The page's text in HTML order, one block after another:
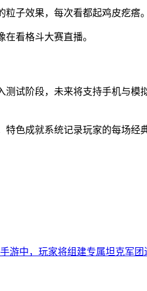
子效果，每次看都起鸡皮疙瘩。
看格斗大赛直播。
试阶段，未来将支持手机与
色成就系统记录玩家的每场
中，玩家将组建专属坦克军